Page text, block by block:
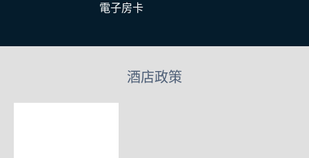
電子房卡
酒店政策